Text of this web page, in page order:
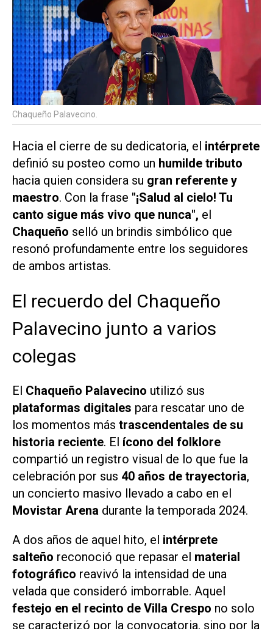
Chaqueño Palavecino.
Hacia el cierre de su dedicatoria, el intérprete
definió su posteo como un humilde tributo
hacia quien considera su gran referente y
maestro. Con la frase "¡Salud al cielo! Tu
canto sigue más vivo que nunca", el
Chaqueño selló un brindis simbólico que
resonó profundamente entre los seguidores
de ambos artistas.
El recuerdo del Chaqueño
Palavecino junto a varios
colegas
El Chaqueño Palavecino utilizó sus
plataformas digitales para rescatar uno de
los momentos más trascendentales de su
historia reciente. El ícono del folklore
compartió un registro visual de lo que fue la
celebración por sus 40 años de trayectoria,
un concierto masivo llevado a cabo en el
Movistar Arena durante la temporada 2024.
A dos años de aquel hito, el intérprete
salteño reconoció que repasar el material
fotográfico reavivó la intensidad de una
velada que consideró imborrable. Aquel
festejo en el recinto de Villa Crespo no solo
se caracterizó por la convocatoria, sino por la